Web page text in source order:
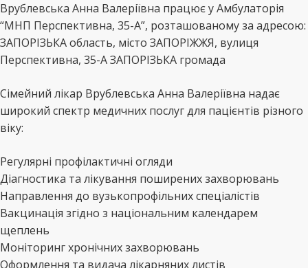
Врублевська Анна Валеріївна працює у Амбулаторія
“МНП Перспективна, 35-А”, розташованому за адресою:
ЗАПОРІЗЬКА область, місто ЗАПОРІЖЖЯ, вулиця
Перспективна, 35-А ЗАПОРІЗЬКА громада
Сімейний лікар Врублевська Анна Валеріївна надає
широкий спектр медичних послуг для пацієнтів різного
віку:
Регулярні профілактичні огляди
Діагностика та лікування поширених захворювань
Направлення до вузькопрофільних спеціалістів
Вакцинація згідно з національним календарем
щеплень
Моніторинг хронічних захворювань
Оформлення та видача лікарняних листів